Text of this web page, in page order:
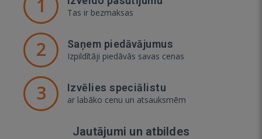
1 Tas ir bezmaksas
2 Saņem piedāvājumus
Izpildītāji piedāvās savas cenas
3 Izvēlies speciālistu
ar labāko cenu un atsauksmēm
Jautājumi un atbildes